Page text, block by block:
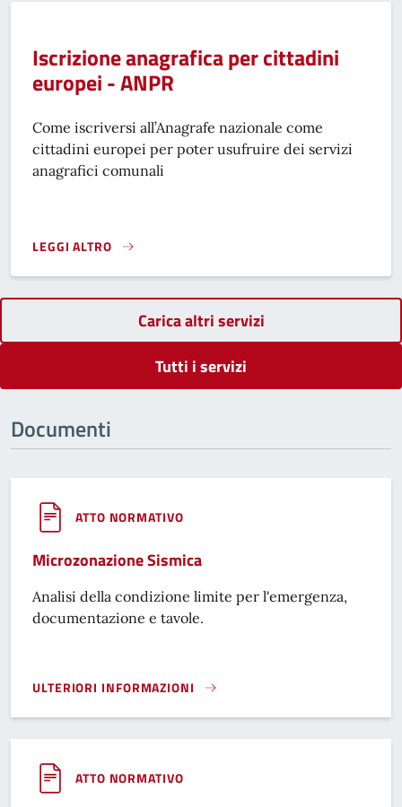
Iscrizione anagrafica per cittadini
europei - ANPR
Come iscriversi all’Anagrafe nazionale come
cittadini europei per poter usufruire dei servizi
anagrafici comunali
LEGGI ALTRO
ISCRIZIONE ANAGRAFICA PER CITTADINI EUROPEI - ANPR}
Carica altri servizi
Tutti i servizi
Documenti
ATTO NORMATIVO
Microzonazione Sismica
Analisi della condizione limite per l'emergenza,
documentazione e tavole.
ULTERIORI INFORMAZIONI
MICROZONAZIONE SISMICA}
ATTO NORMATIVO